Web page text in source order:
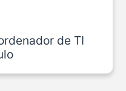
de TI